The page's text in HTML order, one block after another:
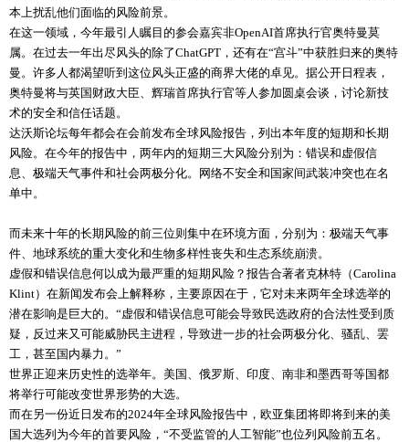
本上扰乱他们面临的风险前景。
在这一领域，今年最引人瞩目的参会嘉宾非OpenAI首席执行官奥特曼莫
属。在过去一年出尽风头的除了ChatGPT，还有在“宫斗”中获胜归来的奥特
曼。许多人都渴望听到这位风头正盛的商界大佬的卓见。据公开日程表，
奥特曼将与英国财政大臣、辉瑞首席执行官等人参加圆桌会谈，讨论新技
术的安全和信任话题。
达沃斯论坛每年都会在会前发布全球风险报告，列出本年度的短期和长期
风险。在今年的报告中，两年内的短期三大风险分别为：错误和虚假信
息、极端天气事件和社会两极分化。网络不安全和国家间武装冲突也在名
单中。
而未来十年的长期风险的前三位则集中在环境方面，分别为：极端天气事
件、地球系统的重大变化和生物多样性丧失和生态系统崩溃。
虚假和错误信息何以成为最严重的短期风险？报告合著者克林特（Carolina
Klint）在新闻发布会上解释称，主要原因在于，它对未来两年全球选举的
潜在影响是巨大的。“虚假和错误信息可能会导致民选政府的合法性受到质
疑，反过来又可能威胁民主进程，导致进一步的社会两极分化、骚乱、罢
工，甚至国内暴力。”
世界正迎来历史性的选举年。美国、俄罗斯、印度、南非和墨西哥等国都
将举行可能改变世界形势的大选。
而在另一份近日发布的2024年全球风险报告中，欧亚集团将即将到来的美
国大选列为今年的首要风险，“不受监管的人工智能”也位列风险前五名。